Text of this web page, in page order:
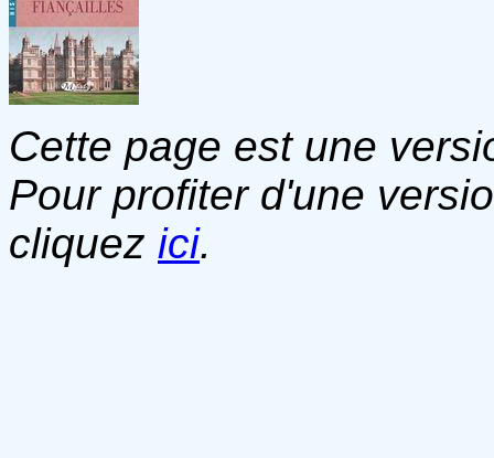
Cette page est une
Pour profiter d'une
cliquez ici.